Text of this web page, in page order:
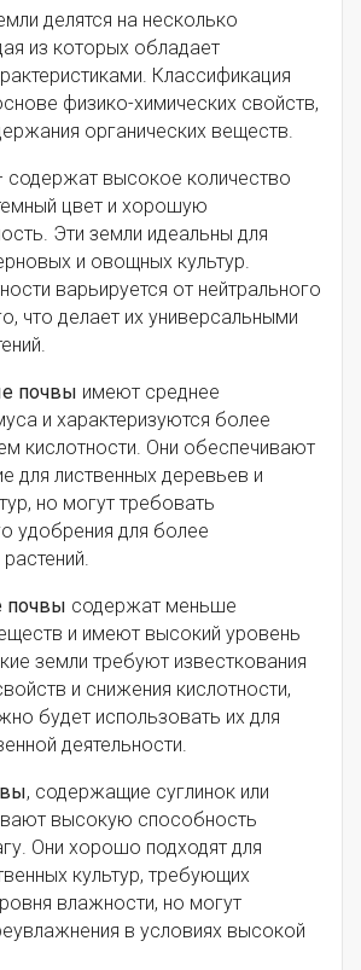
делятся на несколько
из которых обладает
Классификация
физико-химических свойств,
органических веществ.
содержат высокое количество
цвет и хорошую
Эти земли идеальны для
и овощных культур.
варьируется от нейтрального
что делает их универсальными
почвы имеют среднее
и характеризуются более
кислотности. Они обеспечивают
для лиственных деревьев и
но могут требовать
удобрения для более
почвы содержат меньше
и имеют высокий уровень
земли требуют известкования
и снижения кислотности,
будет использовать их для
деятельности.
, содержащие суглинок или
высокую способность
Они хорошо подходят для
культур, требующих
влажности, но могут
в условиях высокой